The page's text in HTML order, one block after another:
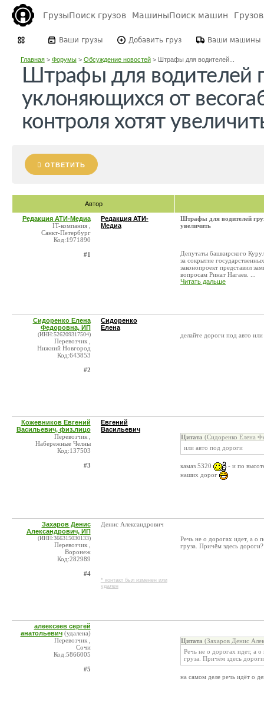
ГрузыПоиск грузов МашиныПоиск машин
Ваши грузы Добавить груз Ваши машины
Главная> Форумы> Обсуждение новостей> Штрафы для водителей...
Штрафы для водителей
уклоняющихся от
контроля хотят
ОТВЕТИТЬ
Автор
Редакция АТИ-Медиа
IT-компания ,
Санкт-Петербург
Код:1971890
#1
Редакция АТИ-
Медиа
Штрафы для водителей
увеличить
Депутаты башкирского
за сокрытие
законопроект представил
вопросам Ринат Нагаев. ...
Читать дальше
Сидоренко Елена
Федоровна, ИП
(ИНН:526209317504)
Перевозчик ,
Нижний Новгород
Код:643853
#2
Сидоренко
Елена
делайте дороги под авто
Кожевников Евгений
Васильевич, физ.лицо
Перевозчик ,
Набережные Челны
Код:137503
#3
Евгений
Васильевич
Цитата (Сидоренко Елена
или авто под дороги
камаз 5320
- и по
наших дорог
Захаров Денис
Александрович, ИП
(ИНН:366315030133)
Перевозчик ,
Воронеж
Код:282989
#4
Денис Александрович
* контакт был изменен или
удален
Речь не о дорогах идет, а о
груза. Причём здесь дороги?
алеексеев сергей
анатольевич (удалена)
Перевозчик ,
Сочи
Код:5866005
#5
Цитата (Захаров Денис
Речь не о дорогах идет, а
груза. Причём здесь
на самом деле речь идёт о